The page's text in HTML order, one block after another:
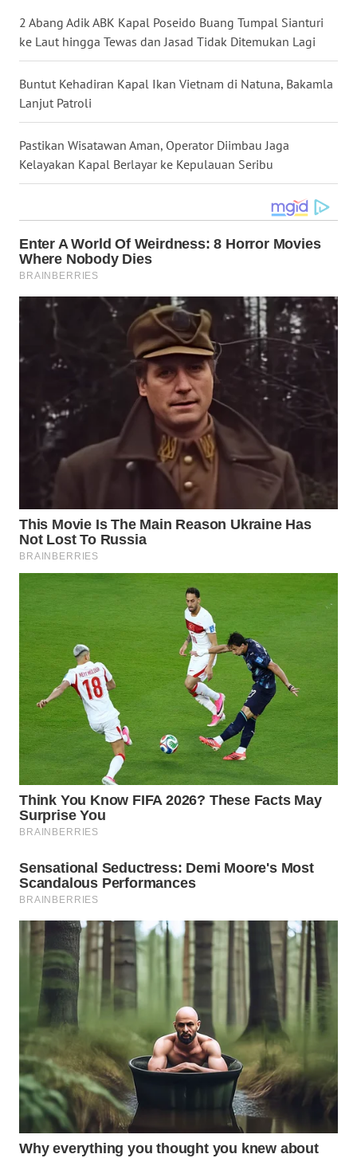
2 Abang Adik ABK Kapal Poseido Buang Tumpal Sianturi
ke Laut hingga Tewas dan Jasad Tidak Ditemukan Lagi
Buntut Kehadiran Kapal Ikan Vietnam di Natuna, Bakamla
Lanjut Patroli
Pastikan Wisatawan Aman, Operator Diimbau Jaga
Kelayakan Kapal Berlayar ke Kepulauan Seribu
WN
NUSANTARA
WN
JOGJA
WN
JATIM
WN
KALBAR
WN
KALTENG
WN
WN
KALSEL
KALTIM
WN
WN
GORONTALO
WN
SULUT
WN
MALUKU
WN
MALUT
DAIRI
WN
DANAU
TOBA
WN
NIAS
LANGKAT
WN
TAPANULI
SELATAN